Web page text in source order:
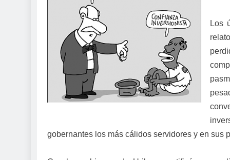
Los
gobernantes los más cálidos servidores y en